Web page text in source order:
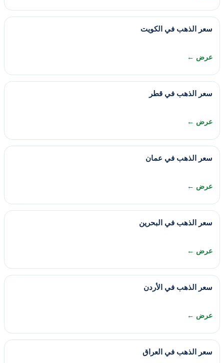
سعر الذهب في الكويت
عرض ←
سعر الذهب في قطر
عرض ←
سعر الذهب في عمان
عرض ←
سعر الذهب في البحرين
عرض ←
سعر الذهب في الأردن
عرض ←
سعر الذهب في العراق